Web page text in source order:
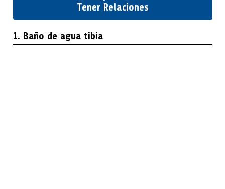
Tener Relaciones
1. Baño de agua tibia